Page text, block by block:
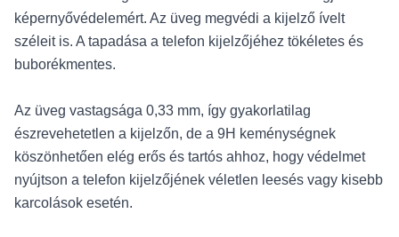
képernyővédelemért. Az üveg megvédi a kijelző ívelt
széleit is. A tapadása a telefon kijelzőjéhez tökéletes és
buborékmentes.
Az üveg vastagsága 0,33 mm, így gyakorlatilag
észrevehetetlen a kijelzőn, de a 9H keménységnek
köszönhetően elég erős és tartós ahhoz, hogy védelmet
nyújtson a telefon kijelzőjének véletlen leesés vagy kisebb
karcolások esetén.